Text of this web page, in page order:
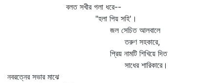
বলত সখীর গলা ধরে--
"হলা পিয় সহি'।
জল সেচিত আলবালে
তরুণ সহকারে,
প্রিয় নামটি শিখিয়ে দিত
সাধের শারিকারে।
নবরত্নের সভার মাঝে